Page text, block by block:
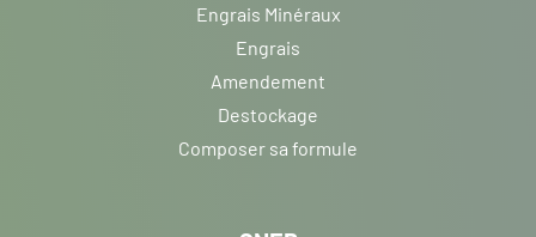
Engrais Minéraux
Engrais
Amendement
Destockage
Composer sa formule